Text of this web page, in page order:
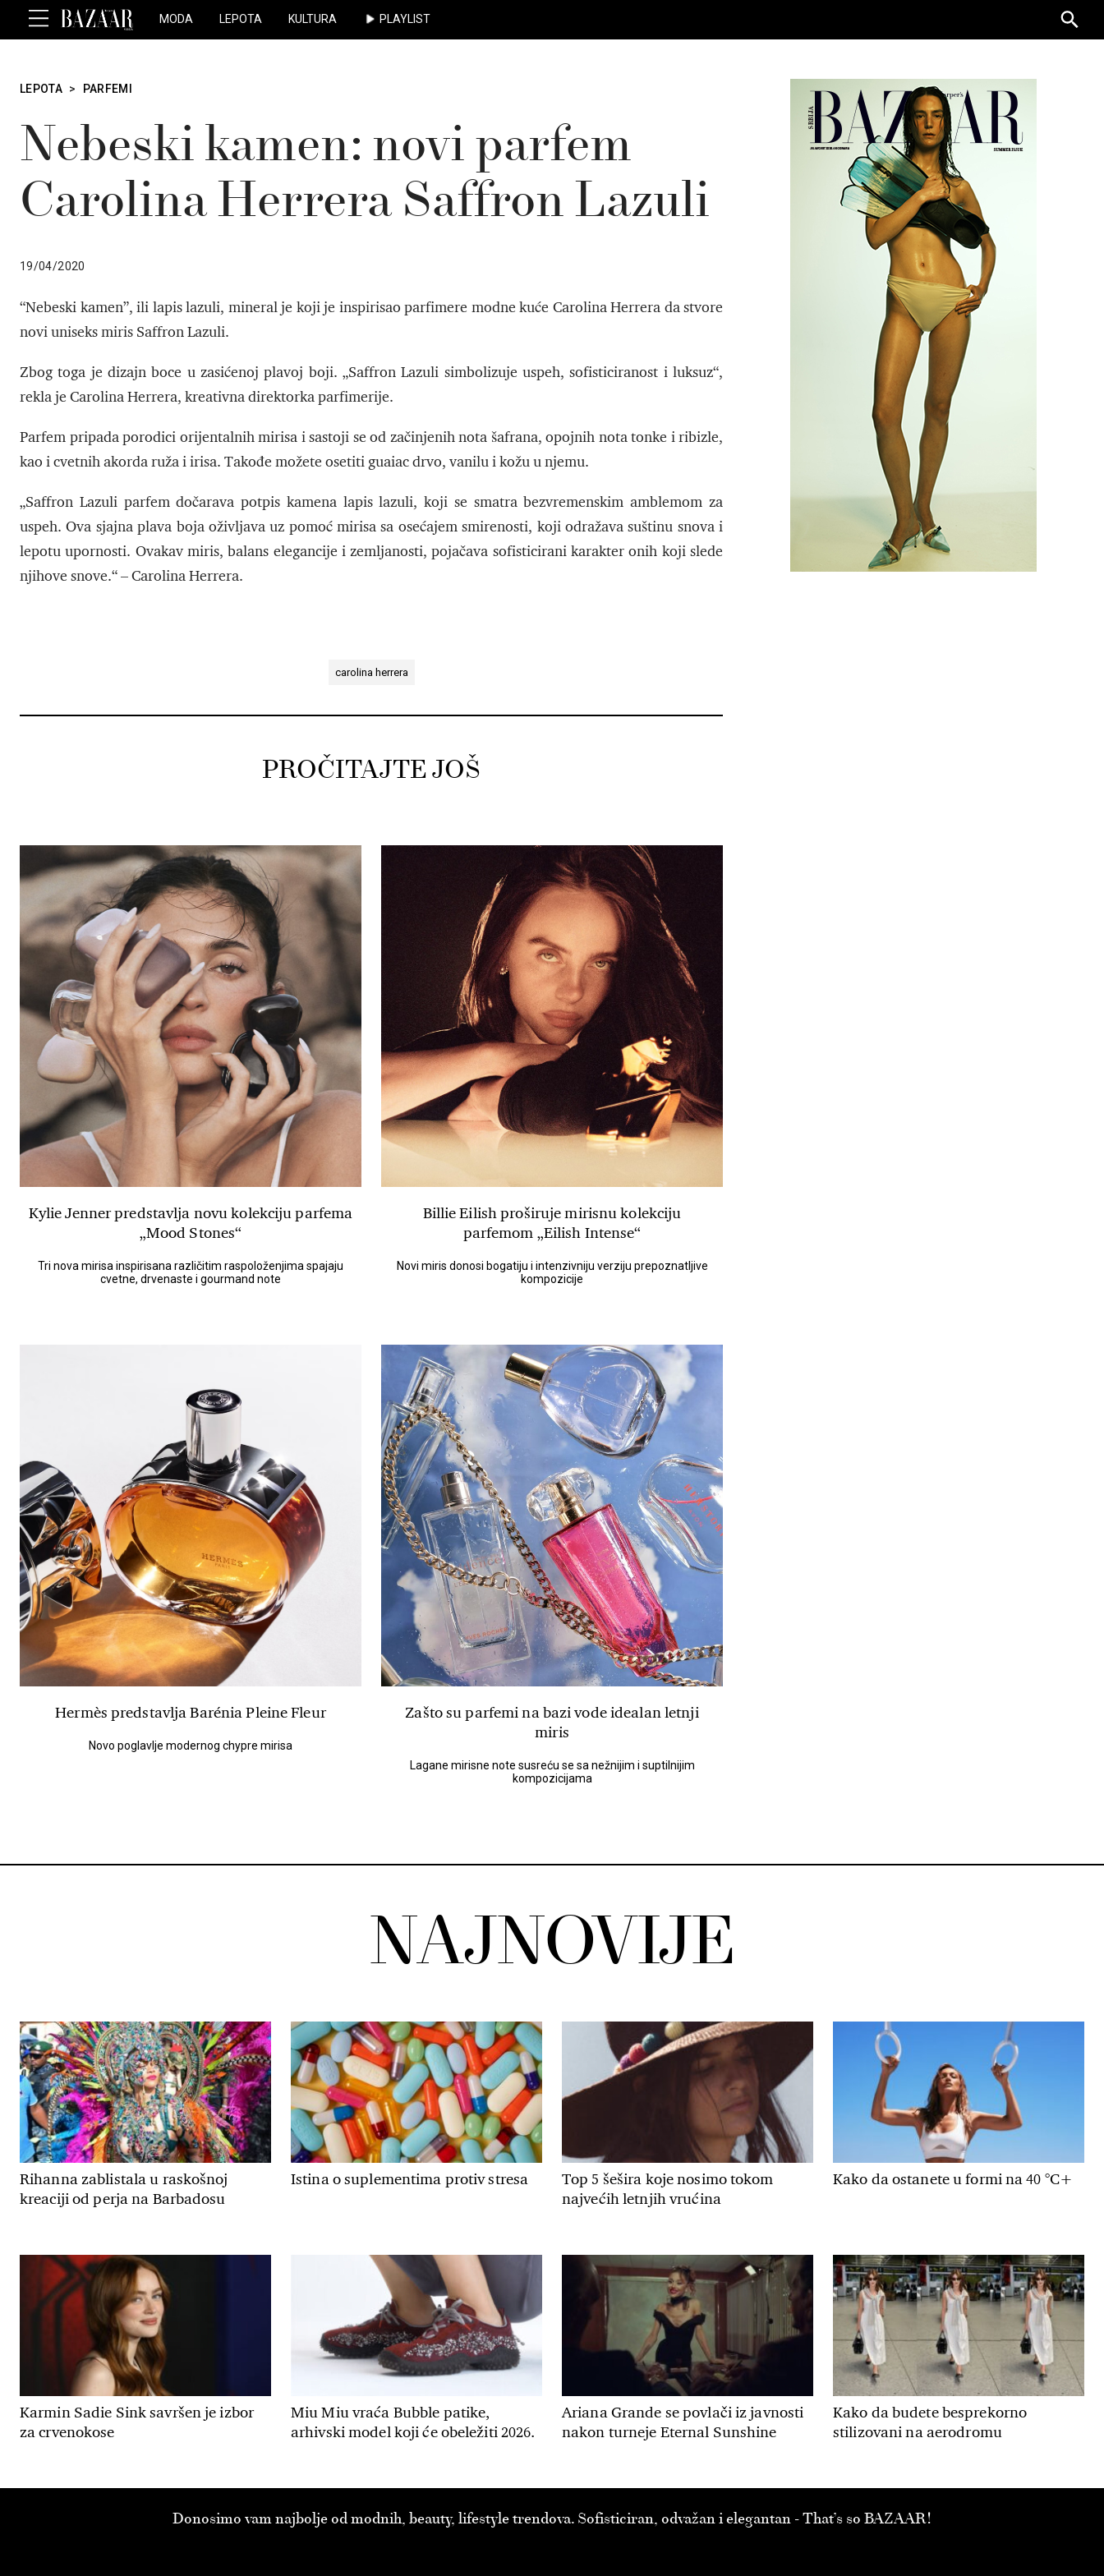
MODA LEPOTA KULTURA PLAYLIST
for:
LEPOTA > PARFEMI
Nebeski kamen: novi parfem
Carolina Herrera Saffron Lazuli
19/04/2020
“Nebeski kamen”, ili lapis lazuli, mineral je koji je inspirisao parfimere modne kuće Carolina Herrera da stvore
novi uniseks miris Saffron Lazuli.
Zbog toga je dizajn boce u zasićenoj plavoj boji. „Saffron Lazuli simbolizuje uspeh, sofisticiranost i luksuz“,
rekla je Carolina Herrera, kreativna direktorka parfimerije.
Parfem pripada porodici orijentalnih mirisa i sastoji se od začinjenih nota šafrana, opojnih nota tonke i ribizle,
kao i cvetnih akorda ruža i irisa. Takođe možete osetiti guaiac drvo, vanilu i kožu u njemu.
„Saffron Lazuli parfem dočarava potpis kamena lapis lazuli, koji se smatra bezvremenskim amblemom za
uspeh. Ova sjajna plava boja oživljava uz pomoć mirisa sa osećajem smirenosti, koji odražava suštinu snova i
lepotu upornosti. Ovakav miris, balans elegancije i zemljanosti, pojačava sofisticirani karakter onih koji slede
njihove snove.“ – Carolina Herrera.
carolina herrera
PROČITAJTE JOŠ
Kylie Jenner predstavlja novu kolekciju parfema
„Mood Stones“
Tri nova mirisa inspirisana različitim raspoloženjima spajaju
cvetne, drvenaste i gourmand note
Billie Eilish proširuje mirisnu kolekciju
parfemom „Eilish Intense“
Novi miris donosi bogatiju i intenzivniju verziju prepoznatljive
kompozicije
Hermès predstavlja Barénia Pleine Fleur
Novo poglavlje modernog chypre mirisa
Zašto su parfemi na bazi vode idealan letnji
miris
Lagane mirisne note susreću se sa nežnijim i suptilnijim
kompozicijama
NAJNOVIJE
Rihanna zablistala u raskošnoj
kreaciji od perja na Barbadosu
Istina o suplementima protiv stresa
Top 5 šešira koje nosimo tokom
najvećih letnjih vrućina
Kako da ostanete u formi na 40 °C+
Karmin Sadie Sink savršen je izbor
za crvenokose
Miu Miu vraća Bubble patike,
arhivski model koji će obeležiti 2026.
Ariana Grande se povlači iz javnosti
nakon turneje Eternal Sunshine
Kako da budete besprekorno
stilizovani na aerodromu
Donosimo vam najbolje od modnih, beauty, lifestyle trendova. Sofisticiran, odvažan i elegantan - That’s so BAZAAR!